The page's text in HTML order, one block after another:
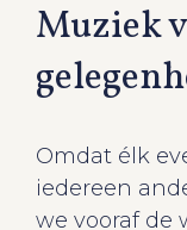
Muziek
Omdat élk
iedereen
we vooraf de